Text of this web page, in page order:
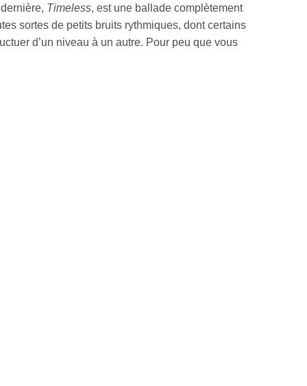
Timeless, est une ballade complètement
sortes de petits bruits rythmiques, dont certains
d’un niveau à un autre. Pour peu que vous